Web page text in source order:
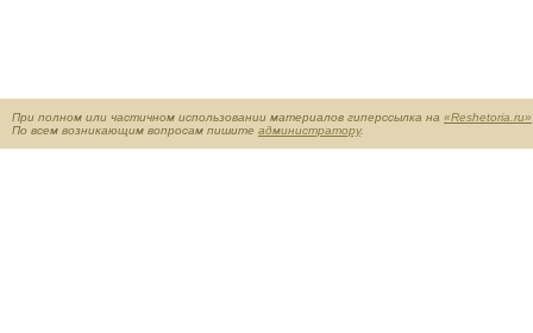
При полном или частичном использовании материалов гиперссылка на «Reshetoria.ru»
По всем возникающим вопросам пишите администратору.